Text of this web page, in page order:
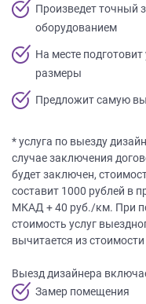
Произведет точный
оборудованием
На месте
размеры
Предложит самую
* услуга по выезду
случае заключения
будет заключен,
составит 1000 рублей в
МКАД + 40 руб./км. При
стоимость услуг
вычитается из
Выезд дизайнера
Замер помещения
Согласие
данных
порядке и
Нажимая
все
вопросы!
Ваше
имя
Ваш
Нажимая
кнопку
"Отправить",